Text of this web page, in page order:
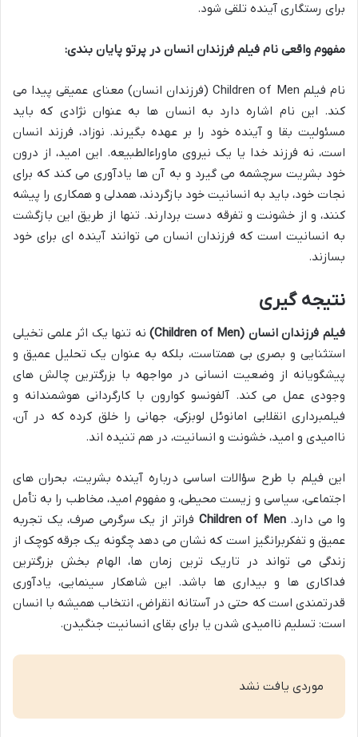
برای رستگاری آینده تلقی شود.
مفهوم واقعی نام فیلم فرزندان انسان در پرتو پایان بندی:
نام فیلم Children of Men (فرزندان انسان) معنای عمیقی پیدا می
کند. این نام اشاره دارد به انسان ها به عنوان نژادی که باید
مسئولیت بقا و آینده خود را بر عهده بگیرند. نوزاد، فرزند انسان
است، نه فرزند خدا یا یک نیروی ماوراءالطبیعه. این امید، از درون
خود بشریت سرچشمه می گیرد و به آن ها یادآوری می کند که برای
نجات خود، باید به انسانیت خود بازگردند، همدلی و همکاری را پیشه
کنند، و از خشونت و تفرقه دست بردارند. تنها از طریق این بازگشت
به انسانیت است که فرزندان انسان می توانند آینده ای برای خود
بسازند.
نتیجه گیری
فیلم فرزندان انسان (Children of Men)
نه تنها یک اثر علمی تخیلی
استثنایی و بصری بی همتاست، بلکه به عنوان یک تحلیل عمیق و
پیشگویانه از وضعیت انسانی در مواجهه با بزرگترین چالش های
وجودی عمل می کند. آلفونسو کوارون با کارگردانی هوشمندانه و
فیلمبرداری انقلابی امانوئل لوبزکی، جهانی را خلق کرده که در آن،
ناامیدی و امید، خشونت و انسانیت، در هم تنیده اند.
این فیلم با طرح سؤالات اساسی درباره آینده بشریت، بحران های
اجتماعی، سیاسی و زیست محیطی، و مفهوم امید، مخاطب را به تأمل
وا می دارد.Children of Men فراتر از یک سرگرمی صرف، یک تجربه
عمیق و تفکربرانگیز است که نشان می دهد چگونه یک جرقه کوچک از
زندگی می تواند در تاریک ترین زمان ها، الهام بخش بزرگترین
فداکاری ها و بیداری ها باشد. این شاهکار سینمایی، یادآوری
قدرتمندی است که حتی در آستانه انقراض، انتخاب همیشه با انسان
است: تسلیم ناامیدی شدن یا برای بقای انسانیت جنگیدن.
موردی یافت نشد